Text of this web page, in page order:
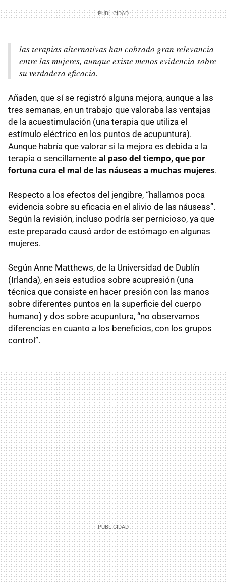
las terapias alternativas han cobrado gran relevancia
entre las mujeres, aunque existe menos evidencia sobre
su verdadera eficacia.
Añaden, que sí se registró alguna mejora, aunque a las
tres semanas, en un trabajo que valoraba las ventajas
de la acuestimulación (una terapia que utiliza el
estímulo eléctrico en los puntos de acupuntura).
Aunque habría que valorar si la mejora es debida a la
terapia o sencillamente al paso del tiempo, que por
fortuna cura el mal de las náuseas a muchas mujeres.
Respecto a los efectos del jengibre, “hallamos poca
evidencia sobre su eficacia en el alivio de las náuseas”.
Según la revisión, incluso podría ser pernicioso, ya que
este preparado causó ardor de estómago en algunas
mujeres.
Según Anne Matthews, de la Universidad de Dublín
(Irlanda), en seis estudios sobre acupresión (una
técnica que consiste en hacer presión con las manos
sobre diferentes puntos en la superficie del cuerpo
humano) y dos sobre acupuntura, “no observamos
diferencias en cuanto a los beneficios, con los grupos
control”.